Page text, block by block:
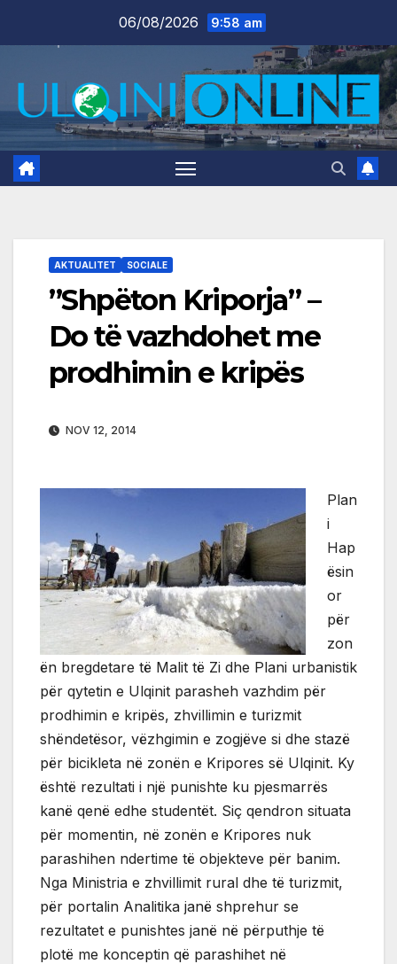
06/08/2026 9:58 am
AKTUALITET SOCIALE
”Shpëton Kriporja” –
Do të vazhdohet me
prodhimin e kripës
NOV 12, 2014
Plan
i
Hap
ësin
or
për
zon
ën bregdetare të Malit të Zi dhe Plani urbanistik
për qytetin e Ulqinit parasheh vazhdim për
prodhimin e kripës, zhvillimin e turizmit
shëndetësor, vëzhgimin e zogjëve si dhe stazë
për bicikleta në zonën e Kripores së Ulqinit. Ky
është rezultati i një punishte ku pjesmarrës
kanë qenë edhe studentët. Siç qendron situata
për momentin, në zonën e Kripores nuk
parashihen ndertime të objekteve për banim.
Nga Ministria e zhvillimit rural dhe të turizmit,
për portalin Analitika janë shprehur se
rezultatet e punishtes janë në përputhje të
plotë me konceptin që parashihet në